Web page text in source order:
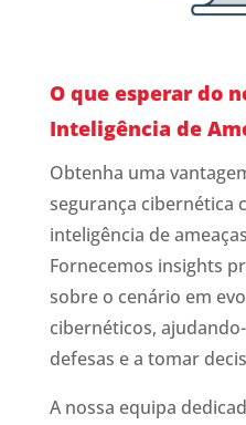
O que esperar do
Inteligência de
Obtenha uma
segurança cibernética
inteligência de
Fornecemos insights
sobre o cenário em
cibernéticos,
defesas e a tomar
A nossa equipa